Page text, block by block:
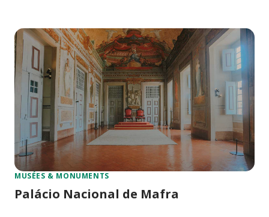
MUSÉES & MONUMENTS
Palácio Nacional de Mafra